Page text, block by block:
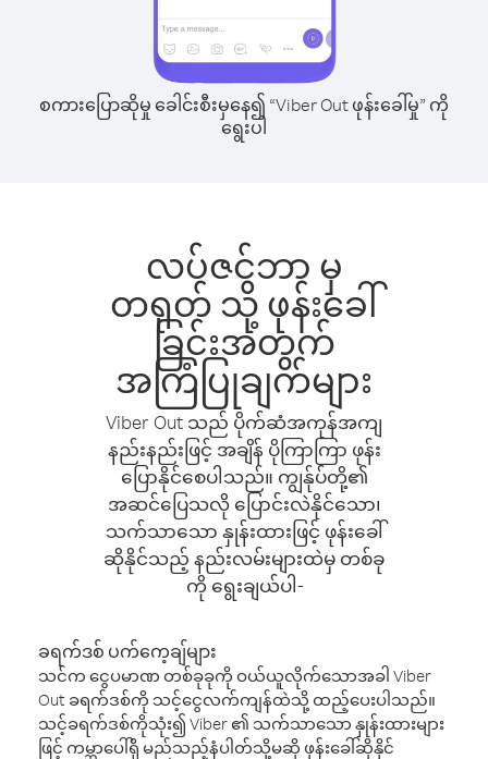
စကားပြောဆိုမှု ခေါင်းစီးမှနေ၍ “Viber Out ဖုန်းခေါ်မှု” ကို
ရွေးပါ
လပ်ဇင်ဘာ မှ
တရုတ် သို့ ဖုန်းခေါ်
ခြင်းအတွက်
အကြံပြုချက်များ
Viber Out သည် ပိုက်ဆံအကုန်အကျ
နည်းနည်းဖြင့် အချိန် ပိုကြာကြာ ဖုန်း
ပြောနိုင်စေပါသည်။ ကျွန်ုပ်တို့၏
အဆင်ပြေသလို ပြောင်းလဲနိုင်သော၊
သက်သာသော နှုန်းထားဖြင့် ဖုန်းခေါ်
ဆိုနိုင်သည့် နည်းလမ်းများထဲမှ တစ်ခု
ကို ရွေးချယ်ပါ-
ခရက်ဒစ် ပက်ကေ့ချ်များ
သင်က ငွေပမာဏ တစ်ခုခုကို ဝယ်ယူလိုက်သောအခါ Viber
Out ခရက်ဒစ်ကို သင့်ငွေလက်ကျန်ထဲသို့ ထည့်ပေးပါသည်။
သင့်ခရက်ဒစ်ကိုသုံး၍ Viber ၏ သက်သာသော နှုန်းထားများ
ဖြင့် ကမ္ဘာပေါ်ရှိ မည်သည့်နံပါတ်သို့မဆို ဖုန်းခေါ်ဆိုနိုင်